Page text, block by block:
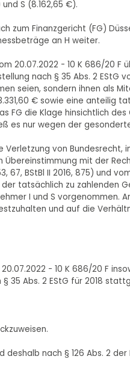
S (8.162,65 €).
zum Finanzgericht (FG)
an H weiter.
20.07.2022 - 10 K 686/20
nach § 35 Abs. 2 EStG
seien, sondern ihnen als
€ sowie eine anteilig
FG die Klage hinsichtlich
es nur wegen der
Verletzung von
Übereinstimmung mit der
67, BStBl II 2016, 875) und
tatsächlich zu zahlenden
I und S vorgenommen.
und auf die
- 10 K 686/20 F
35 Abs. 2 EStG für 2018
deshalb nach § 126 Abs. 2